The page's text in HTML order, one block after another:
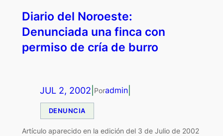
Diario del Noroeste:
Denunciada una finca con
permiso de cría de burro
JUL 2, 2002 Poradmin|
DENUNCIA
Artículo aparecido en la edición del 3 de Julio de 2002